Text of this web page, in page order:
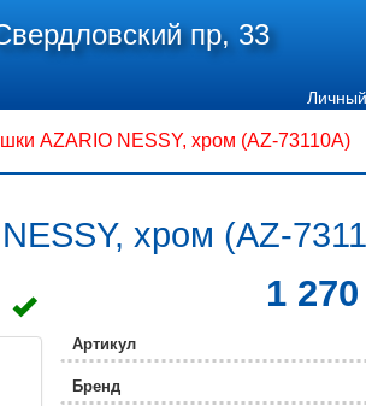
пр, 33
AZARIO NESSY, хром (AZ-73110A)
хром (AZ-
1 270
Артикул
Бренд